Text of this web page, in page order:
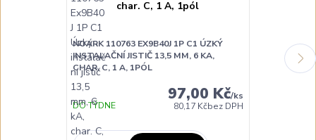
NOARK 110763 EX9B40J 1P C1 ÚZKÝ
INSTALAČNÍ JISTIČ 13,5 MM, 6 KA,
CHAR. C, 1 A, 1PÓL
97,00 Kč/ks
80,17 Kčbez DPH
DO TÝDNE
NOARK
INSTALAČNÍ
CHAR. C, 3 A,